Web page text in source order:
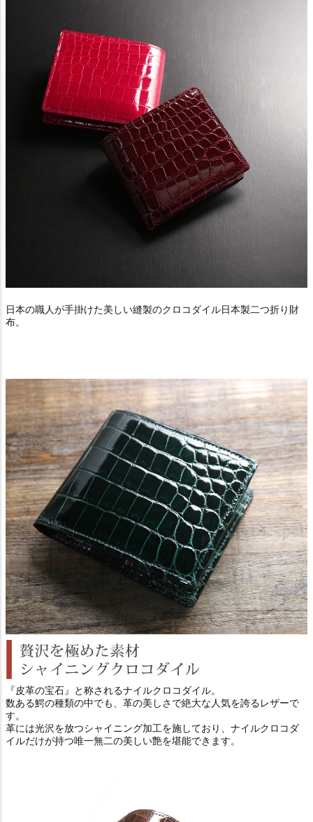
日本の職人が手掛けた美しい縫製のクロコダイル日本製二つ折り財
布。
『皮革の宝石』と称されるナイルクロコダイル。
数ある鰐の種類の中でも、革の美しさで絶大な人気を誇るレザーで
す。
革には光沢を放つシャイニング加工を施しており、ナイルクロコダ
イルだけが持つ唯一無二の美しい艶を堪能できます。